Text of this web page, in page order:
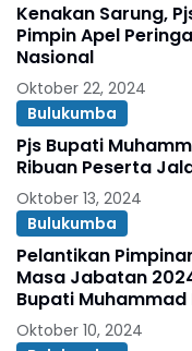
Kenakan Sarung,
Pimpin Apel
Nasional
Oktober 22, 2024
Bulukumba
Pjs Bupati
Ribuan Peserta
Oktober 13, 2024
Bulukumba
Pelantikan
Masa Jabatan
Bupati Muhammad
Oktober 10, 2024